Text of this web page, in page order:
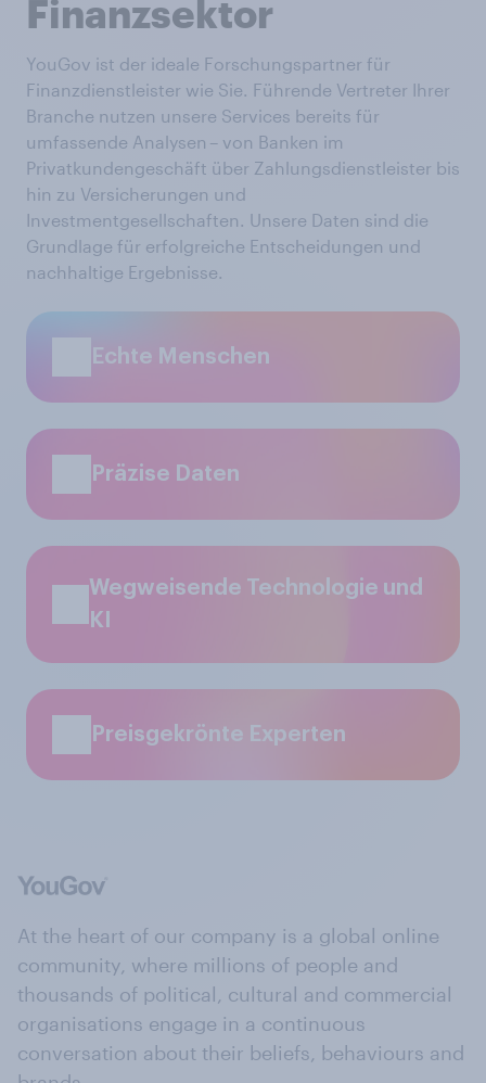
Finanzsektor
YouGov ist der ideale Forschungspartner für
Finanzdienstleister wie Sie. Führende Vertreter Ihrer
Branche nutzen unsere Services bereits für
umfassende Analysen – von Banken im
Privatkundengeschäft über Zahlungsdienstleister bis
hin zu Versicherungen und
Investmentgesellschaften. Unsere Daten sind die
Grundlage für erfolgreiche Entscheidungen und
nachhaltige Ergebnisse.
Echte Menschen
Präzise Daten
Wegweisende Technologie und
KI
Preisgekrönte Experten
At the heart of our company is a global online
community, where millions of people and
thousands of political, cultural and commercial
organisations engage in a continuous
conversation about their beliefs, behaviours and